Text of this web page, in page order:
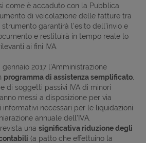
come è accaduto con la Pubblica
di veicolazione delle fatture tra
garantirà l'esito dell’invio e
e restituirà in tempo reale lo
ai fini IVA.
2017 l'Amministrazione
programma di assistenza semplificato
di soggetti passivi IVA di minori
messi a disposizione per via
necessari per le liquidazioni
annuale dell’IVA.
una significativa riduzione degli
(a patto che effettuino la